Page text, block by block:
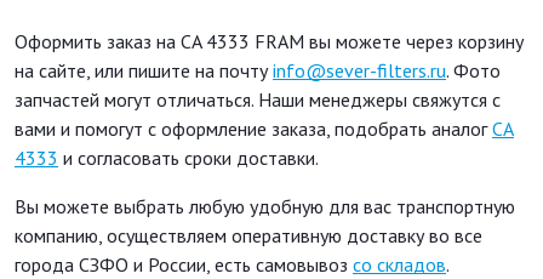
Оформить заказ на CA 4333 FRAM вы можете через корзину
на сайте, или пишите на почтуinfo@sever-filters.ru. Фото
запчастей могут отличаться. Наши менеджеры свяжутся с
вами и помогут с оформление заказа, подобрать аналогCA
4333 и согласовать сроки доставки.
Вы можете выбрать любую удобную для вас транспортную
компанию, осуществляем оперативную доставку во все
города СЗФО и России, есть самовывоз со складов.